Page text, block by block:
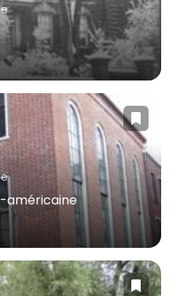
américaine